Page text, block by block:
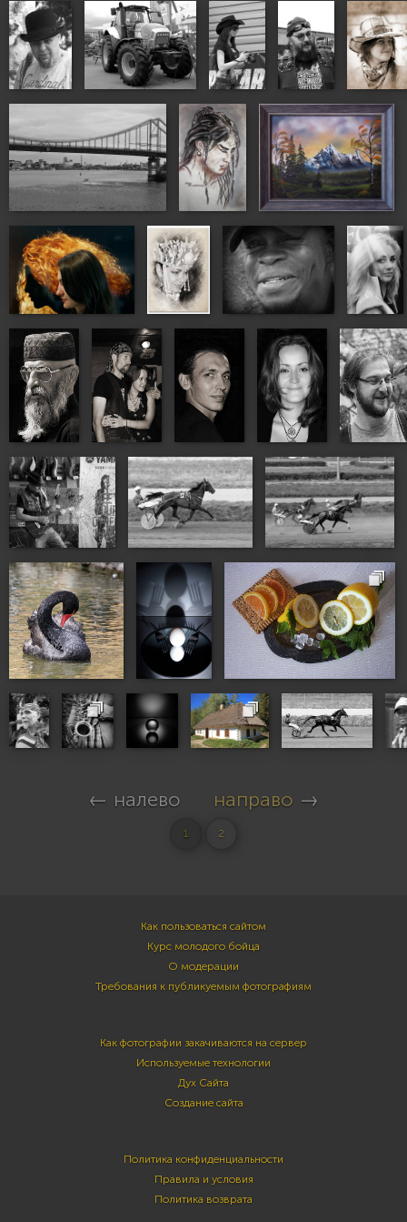
← налево направо →
1 2
Как пользоваться сайтом
Курс молодого бойца
О модерации
Требования к публикуемым фотографиям
Как фотографии закачиваются на сервер
Используемые технологии
Дух Сайта
Создание сайта
Политика конфиденциальности
Правила и условия
Политика возврата